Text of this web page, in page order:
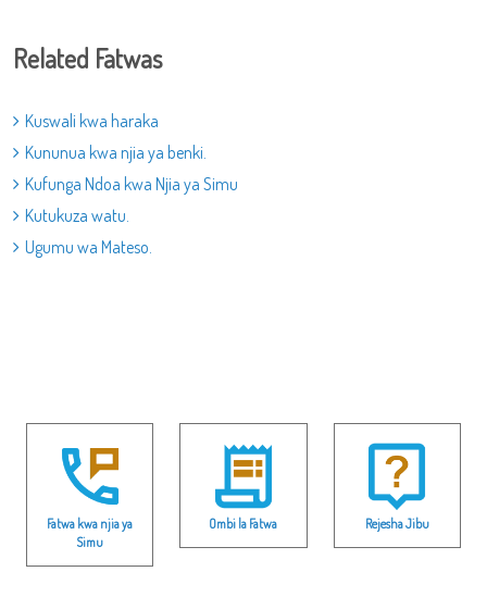
Related Fatwas
Kuswali kwa haraka
Kununua kwa njia ya benki.
Kufunga Ndoa kwa Njia ya Simu
Kutukuza watu.
Ugumu wa Mateso.
Fatwa kwa njia ya
Simu
Ombi la Fatwa Rejesha Jibu